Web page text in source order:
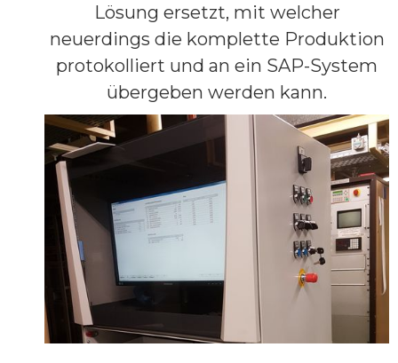
Lösung ersetzt, mit welcher
neuerdings die komplette Produktion
protokolliert und an ein SAP-System
übergeben werden kann.